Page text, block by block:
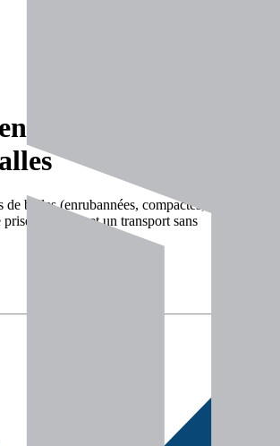
de balles (enrubannées, compactes, mixtes…),
sécurisée et un transport sans